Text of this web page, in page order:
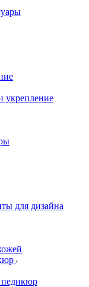
укрепление
для дизайна